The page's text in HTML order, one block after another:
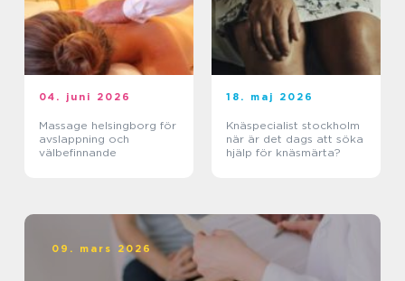
04. juni 2026
Massage helsingborg för
avslappning och
välbefinnande
18. maj 2026
Knäspecialist stockholm
när är det dags att söka
hjälp för knäsmärta?
09. mars 2026